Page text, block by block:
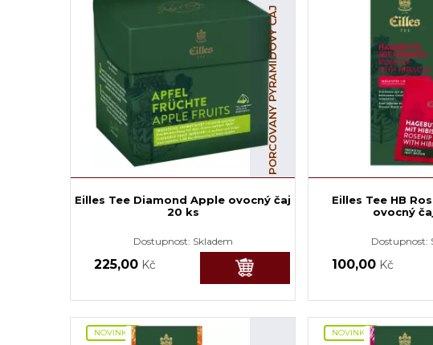
PORCOVANÝ PYRAMIDOVÝ ČAJ
Eilles Tee Diamond Apple ovocný čaj
20 ks
Dostupnost: Skladem
225,00 Kč
Eilles Tee HB
ovocný
Dostupnost:
100,00 Kč
NOVINKA NOVINKA